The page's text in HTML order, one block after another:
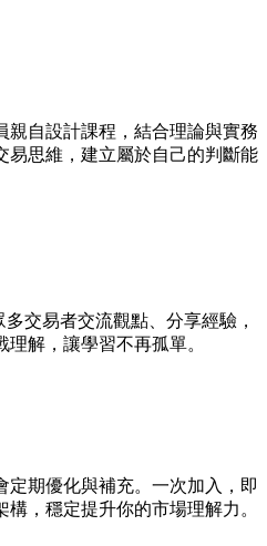
親自設計課程，結合理論與實務
易思維，建立屬於自己的判斷能
交易者交流觀點、分享經驗，
解，讓學習不再孤單。
定期優化與補充。一次加入，即
，穩定提升你的市場理解力。